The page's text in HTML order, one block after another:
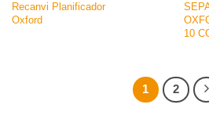
Recanvi Planificador
Oxford
10
1 2